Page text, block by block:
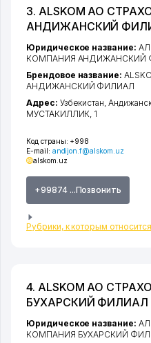
3. ALSKOM АО
АНДИЖАНСКИЙ
Код страны: +998
E-mail: andijon.f@alskom.uz
alskom.uz
+99874 ...Позвонить
Рубрики, к которым
Юридическое название:
КОМПАНИЯ АНДИЖАНСКИЙ
Брендовое название:
АНДИЖАНСКИЙ ФИЛИАЛ
Адрес: Узбекистан,
МУСТАКИЛЛИК, 1
4. ALSKOM АО
БУХАРСКИЙ ФИЛИАЛ
Юридическое название:
КОМПАНИЯ БУХАРСКИЙ